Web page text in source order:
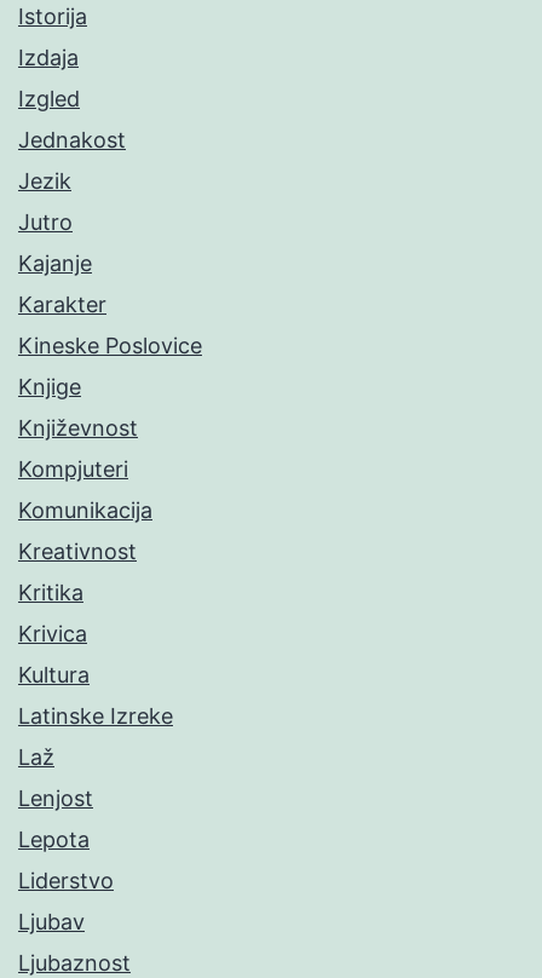
Istorija
Izdaja
Izgled
Jednakost
Jezik
Jutro
Kajanje
Karakter
Kineske Poslovice
Knjige
Književnost
Kompjuteri
Komunikacija
Kreativnost
Kritika
Krivica
Kultura
Latinske Izreke
Laž
Lenjost
Lepota
Liderstvo
Ljubav
Ljubaznost